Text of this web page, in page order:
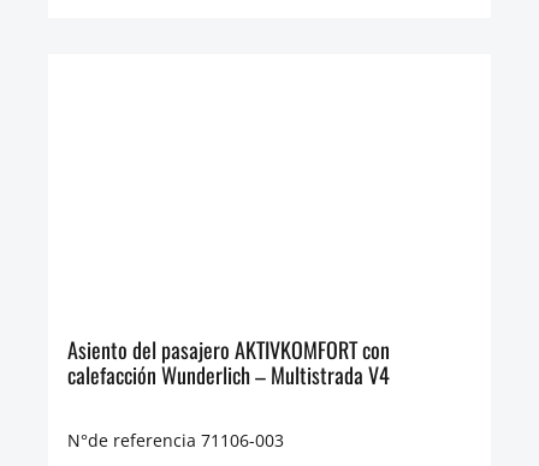
Asiento del pasajero AKTIVKOMFORT con
calefacción Wunderlich – Multistrada V4
N°de referencia 71106-003